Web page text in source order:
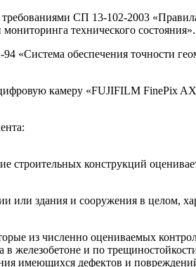
СП 13-102-2003
технического состояния».
«Система обеспечения точности
камеру «FUJIFILM FinePix
строительных конструкций
или здания и сооружения в целом,
из численно оцениваемых
и по
имеющихся дефектов и